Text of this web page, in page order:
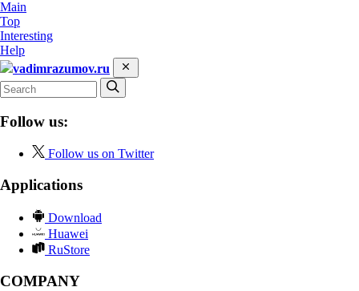
Main
Top
Interesting
Help
vadimrazumov.ru
Follow us:
Follow us on Twitter
Applications
Download
Huawei
RuStore
COMPANY